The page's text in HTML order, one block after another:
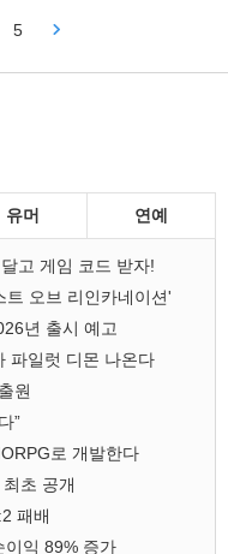
5
유머 연예
고 게임 코드 받자!
트 오브 리인카네이션'
년 출시 예고
파일럿 디몬 나온다
원
”
로 개발한다
초 공개
패배
익 89% 증가